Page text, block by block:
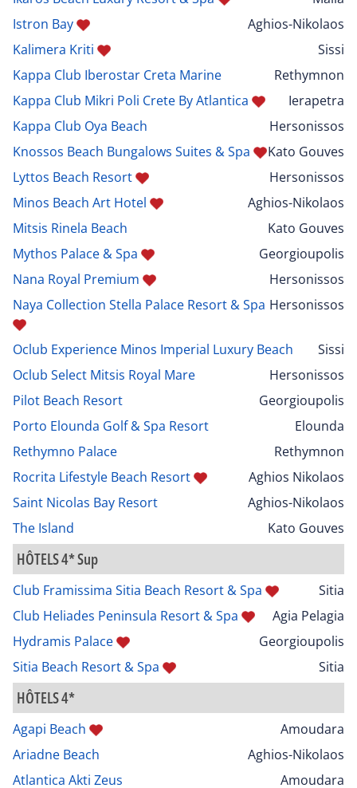
Istron Bay
Aghios-Nikolaos
Kalimera Kriti
Sissi
Kappa Club Iberostar Creta Marine
Rethymnon
Kappa Club Mikri Poli Crete By Atlantica
Ierapetra
Kappa Club Oya Beach
Hersonissos
Knossos Beach Bungalows Suites & Spa
Kato Gouves
Lyttos Beach Resort
Hersonissos
Minos Beach Art Hotel
Aghios-Nikolaos
Mitsis Rinela Beach
Kato Gouves
Mythos Palace & Spa
Georgioupolis
Nana Royal Premium
Hersonissos
Naya Collection Stella Palace Resort & Spa Hersonissos
Oclub Experience Minos Imperial Luxury Beach
Sissi
Oclub Select Mitsis Royal Mare
Hersonissos
Pilot Beach Resort
Georgioupolis
Porto Elounda Golf & Spa Resort
Elounda
Rethymno Palace
Rethymnon
Rocrita Lifestyle Beach Resort
Aghios Nikolaos
Saint Nicolas Bay Resort
Aghios-Nikolaos
The Island
Kato Gouves
HÔTELS 4* Sup
Club Framissima Sitia Beach Resort & Spa
Sitia
Club Heliades Peninsula Resort & Spa
Agia Pelagia
Hydramis Palace
Georgioupolis
Sitia Beach Resort & Spa
Sitia
HÔTELS 4*
Agapi Beach
Amoudara
Ariadne Beach
Aghios-Nikolaos
Atlantica Akti Zeus
Amoudara